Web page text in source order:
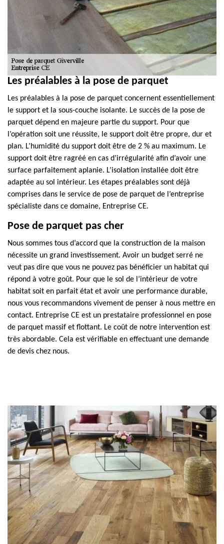
Les préalables à la pose de parquet
Les préalables à la pose de parquet concernent essentiellement
le support et la sous-couche isolante. Le succès de la pose de
parquet dépend en majeure partie du support. Pour que
l’opération soit une réussite, le support doit être propre, dur et
plan. L’humidité du support doit être de 2 % au maximum. Le
support doit être ragréé en cas d’irrégularité afin d’avoir une
surface parfaitement aplanie. L’isolation installée doit être
adaptée au sol intérieur. Les étapes préalables sont déjà
comprises dans le service de pose de parquet de l’entreprise
spécialiste dans ce domaine, Entreprise CE.
Pose de parquet pas cher
Nous sommes tous d’accord que la construction de la maison
nécessite un grand investissement. Avoir un budget serré ne
veut pas dire que vous ne pouvez pas bénéficier un habitat qui
répond à votre goût. Pour que le sol de l’intérieur de votre
habitat soit en parfait état et avoir une performance durable,
nous vous recommandons vivement de penser à nous mettre en
contact. Entreprise CE est un prestataire professionnel en pose
de parquet massif et flottant. Le coût de notre intervention est
très abordable. Cela est vérifiable en effectuant une demande
de devis chez nous.